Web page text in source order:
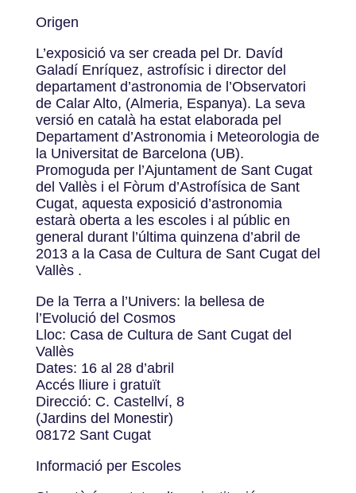
Origen
L’exposició va ser creada pel Dr. Davíd
Galadí Enríquez, astrofísic i director del
departament d’astronomia de l’Observatori
de Calar Alto, (Almeria, Espanya). La seva
versió en català ha estat elaborada pel
Departament d’Astronomia i Meteorologia de
la Universitat de Barcelona (UB).
Promoguda per l’Ajuntament de Sant Cugat
del Vallès i el Fòrum d’Astrofísica de Sant
Cugat, aquesta exposició d’astronomia
estarà oberta a les escoles i al públic en
general durant l’última quinzena d’abril de
2013 a la Casa de Cultura de Sant Cugat del
Vallès .
De la Terra a l’Univers: la bellesa de
l’Evolució del Cosmos
Lloc: Casa de Cultura de Sant Cugat del
Vallès
Dates: 16 al 28 d’abril
Accés lliure i gratuït
Direcció: C. Castellví, 8
(Jardins del Monestir)
08172 Sant Cugat
Informació per Escoles